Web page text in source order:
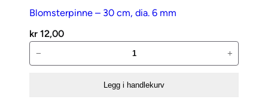
Blomsterpinne – 30 cm, dia. 6 mm
kr 12,00
–
− +
Legg i handlekurv